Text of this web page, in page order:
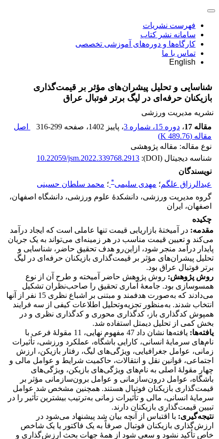
فهرست نشریات
سامانه نشر کتاب
کارگاه‌ها و دوره‌های آموزشی تخصصی
تماس با ما
English
شناسایی و تحلیل پیشران‌های مؤثر بر قیمت‌گذاری
بازیکنان حرفه‌ای در لیگ برتر فوتبال عراق
نشریه مدیریت ورزشی
مقاله 17
، دوره 15، شماره 3 ، پاییز 1402 ، صفحه 316-299
اصل
مقاله (489.76 K
)
نوع مقاله: مقاله پژوهشی
شناسه دیجیتال (DOI):
10.22059/jsm.2022.339768.2913
نویسندگان
عبدالرزاق علگم؛ مهدی سلیمی* ؛ محمد سلطان حسینی
گروه مدیریت ورزشی، دانشکدۀ علوم ورزشی، دانشگاه اصفهان،
اصفهان، ایران
چکیده
مقدمه: در آمیختۀ بازاریابی قیمت تنها عاملی است که ایجاد درآمد
می‌کند و تعیین قیمت مناسب در هر زمینه‌ای می‌تواند به یک جریان
پایدار درآمد منجر شود، ازاین‌رو هدف تحقیق حاضر، شناسایی و
تحلیل پیشران‌های مؤثر بر قیمت‌گذاری بازیکنان حرفه‌ای در لیگ
برتر فوتبال عراق بود.
روش پژوهش: روش پژوهش حاضر آمیخته و طرح آن از نوع
همسوسازی بود. جامعۀ آماری تحقیق را صاحب‌نظران تشکیل
می‌دادند که به‌صورت هدفمند و مبتنی بر اشباع نظری 15 نفر از آنها
انتخاب شدند. به‌منظور تجزیه‌وتحلیل اطلاعات کیفی از سه فرایند
همپوش کدگذاری باز، کدگذاری محوری و کدگذاری نظری و در
بخش کمی از تحلیل دیمتل استفاده شد.
یافته‌ها:
یافته‌ها نشان داد 47 مفهوم نهایی، 11 مقولۀ فرعی با
نام‌های سرمایۀ انسانی، کارایی باشگاه، عملکرد ورزشی، تأثیرات
زمانی، عوامل جغرافیایی، ویژگی‌های لیگ، رفتار بازیکن، ارزش
اجتماعی، قوانین نقل و انتقالات، حاکمیت شرایط و عوامل مالی و
چهار مقولۀ اصلی به ‌نام‌های ویژگی‌های بازیکن، ویژگی‌های
باشگاه، عوامل درون‌سازمانی و عوامل برون‌سازمانی مؤثر بر
قیمت‌گذاری بازیکنان فوتبال هستند. همچنین مشخص شد عوامل
سرمایۀ انسانی، مالی و تأثیرات زمانی به‌ترتیب بیشترین تأثیر را در
تبیین قیمت‌گذاری بازیکنان دارند.
نتیجه‌گیری: با اقتباس از آنچه بیان شد پیشنهاد می‌شود در
ارزش‌گذاری بازیکنان فوتبال صرفاً به یک فاکتور یا یک شاخص
خاص تأکید نشود و سعی شود از همۀ جهات بحث ارزش‌گذاری و